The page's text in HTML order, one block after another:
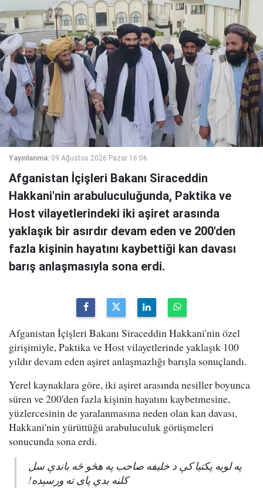
Yayınlanma: 09 Ağustos 2026 Pazar 16:06
Afganistan İçişleri Bakanı Siraceddin
Hakkani'nin arabuluculuğunda, Paktika ve
Host vilayetlerindeki iki aşiret arasında
yaklaşık bir asırdır devam eden ve 200'den
fazla kişinin hayatını kaybettiği kan davası
barış anlaşmasıyla sona erdi.
Afganistan İçişleri Bakanı Siraceddin Hakkani'nin özel
girişimiyle, Paktika ve Host vilayetlerinde yaklaşık 100
yıldır devam eden aşiret anlaşmazlığı barışla sonuçlandı.
Yerel kaynaklara göre, iki aşiret arasında nesiller boyunca
süren ve 200'den fazla kişinin hayatını kaybetmesine,
yüzlercesinin de yaralanmasına neden olan kan davası,
Hakkani'nin yürüttüğü arabuluculuk görüşmeleri
sonucunda sona erdi.
په لویه پکتیا کې د خلیفه صاحب په هڅو څه باندې سل
کلنه بدي پای ته ورسېده!